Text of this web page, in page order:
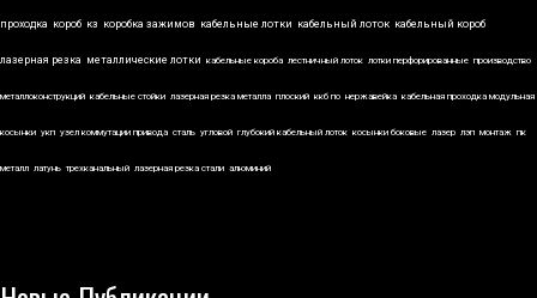
проходка короб кз коробка зажимов кабельные лотки кабельный лоток кабельный короб
лазерная резка металлические лотки кабельные короба лестничный лоток лотки перфорированные производство
металлоконструкций кабельные стойки лазерная резка металла плоский ккб по нержавейка кабельная проходка модульная
косынки укп узел коммутации привода сталь угловой глубокий кабельный лоток косынки боковые лазер лэп монтаж пк
металл латунь трехканальный лазерная резка стали алюминий